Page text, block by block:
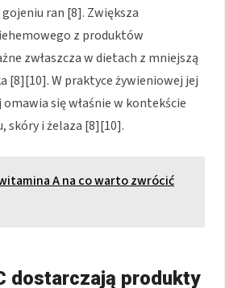
ran [8]. Zwiększa
z produktów
zwłaszcza w dietach z mniejszą
[8][10]. W praktyce żywieniowej jej
się właśnie w kontekście
skóry i żelaza [8][10].
A na co warto zwrócić
dostarczają produkty